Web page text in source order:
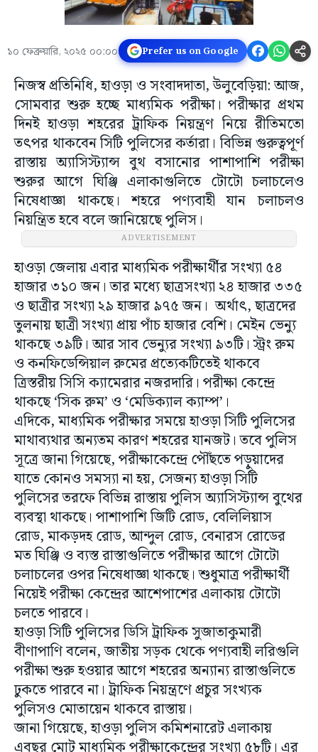
১০ ফেব্রুয়ারি, ২০২৫ ০০:০০ Prefer us on Google
নিজস্ব প্রতিনিধি, হাওড়া ও সংবাদদাতা, উলুবেড়িয়া: আজ,
সোমবার শুরু হচ্ছে মাধ্যমিক পরীক্ষা। পরীক্ষার প্রথম
দিনই হাওড়া শহরের ট্রাফিক নিয়ন্ত্রণ নিয়ে রীতিমতো
তৎপর থাকবেন সিটি পুলিসের কর্তারা। বিভিন্ন গুরুত্বপূর্ণ
রাস্তায় অ্যাসিস্ট্যান্স বুথ বসানোর পাশাপাশি পরীক্ষা
শুরুর আগে ঘিঞ্জি এলাকাগুলিতে টোটো চলাচলেও
নিষেধাজ্ঞা থাকছে। শহরে পণ্যবাহী যান চলাচলও
নিয়ন্ত্রিত হবে বলে জানিয়েছে পুলিস।
ADVERTISEMENT
হাওড়া জেলায় এবার মাধ্যমিক পরীক্ষার্থীর সংখ্যা ৫৪
হাজার ৩১০ জন। তার মধ্যে ছাত্রসংখ্যা ২৪ হাজার ৩৩৫
ও ছাত্রীর সংখ্যা ২৯ হাজার ৯৭৫ জন। অর্থাৎ, ছাত্রদের
তুলনায় ছাত্রী সংখ্যা প্রায় পাঁচ হাজার বেশি। মেইন ভেন্যু
থাকছে ৩৯টি। আর সাব ভেন্যুর সংখ্যা ৯৩টি। স্ট্রং রুম
ও কনফিডেন্সিয়াল রুমের প্রত্যেকটিতেই থাকবে
ত্রিস্তরীয় সিসি ক্যামেরার নজরদারি। পরীক্ষা কেন্দ্রে
থাকছে ‘সিক রুম’ ও ‘মেডিক্যাল ক্যাম্প’।
এদিকে, মাধ্যমিক পরীক্ষার সময়ে হাওড়া সিটি পুলিসের
মাথাব্যথার অন্যতম কারণ শহরের যানজট। তবে পুলিস
সূত্রে জানা গিয়েছে, পরীক্ষাকেন্দ্রে পৌঁছতে পড়ুয়াদের
যাতে কোনও সমস্যা না হয়, সেজন্য হাওড়া সিটি
পুলিসের তরফে বিভিন্ন রাস্তায় পুলিস অ্যাসিস্ট্যান্স বুথের
ব্যবস্থা থাকছে। পাশাপাশি জিটি রোড, বেলিলিয়াস
রোড, মাকড়দহ রোড, আন্দুল রোড, বেনারস রোডের
মত ঘিঞ্জি ও ব্যস্ত রাস্তাগুলিতে পরীক্ষার আগে টোটো
চলাচলের ওপর নিষেধাজ্ঞা থাকছে। শুধুমাত্র পরীক্ষার্থী
নিয়েই পরীক্ষা কেন্দ্রের আশেপাশের এলাকায় টোটো
চলতে পারবে।
হাওড়া সিটি পুলিসের ডিসি ট্রাফিক সুজাতাকুমারী
বীণাপাণি বলেন, জাতীয় সড়ক থেকে পণ্যবাহী লরিগুলি
পরীক্ষা শুরু হওয়ার আগে শহরের অন্যান্য রাস্তাগুলিতে
ঢুকতে পারবে না। ট্রাফিক নিয়ন্ত্রণে প্রচুর সংখ্যক
পুলিসও মোতায়েন থাকবে রাস্তায়।
জানা গিয়েছে, হাওড়া পুলিস কমিশনারেট এলাকায়